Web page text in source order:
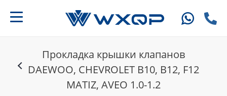
Прокладка крышки клапанов
DAEWOO, CHEVROLET B10, B12, F12
MATIZ, AVEO 1.0-1.2